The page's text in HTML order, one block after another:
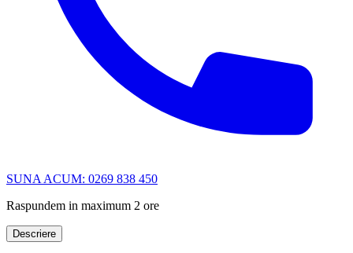
SUNA ACUM: 0269 838 450
Raspundem in maximum 2 ore
Descriere